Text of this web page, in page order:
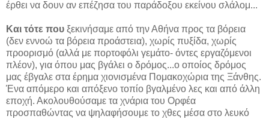
έρθει να δουν αν επέζησα του παράδοξου εκείνου σλάλομ...
Και τότε που ξεκινήσαμε από την Αθήνα προς τα βόρεια
(δεν εννοώ τα βόρεια προάστεια), χωρίς πυξίδα, χωρίς
προορισμό (αλλά με πορτοφόλι γεμάτο- όντες εργαζόμενοι
πλέον), για όπου μας βγάλει ο δρόμος...ο οποίος δρόμος
μας έβγαλε στα έρημα χιονισμένα Πομακοχώρια της Ξάνθης.
Ένα απόμερο και απόξενο τοπίο βγαλμένο λες και από άλλη
εποχή. Ακολουθούσαμε τα χνάρια του Ορφέα
προσπαθώντας να ψηλαφήσουμε το χθες μέσα στο λευκό